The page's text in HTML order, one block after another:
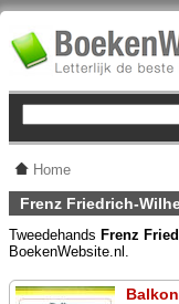
Home
Frenz Friedrich-
Tweedehands Frenz
BoekenWebsite.nl.